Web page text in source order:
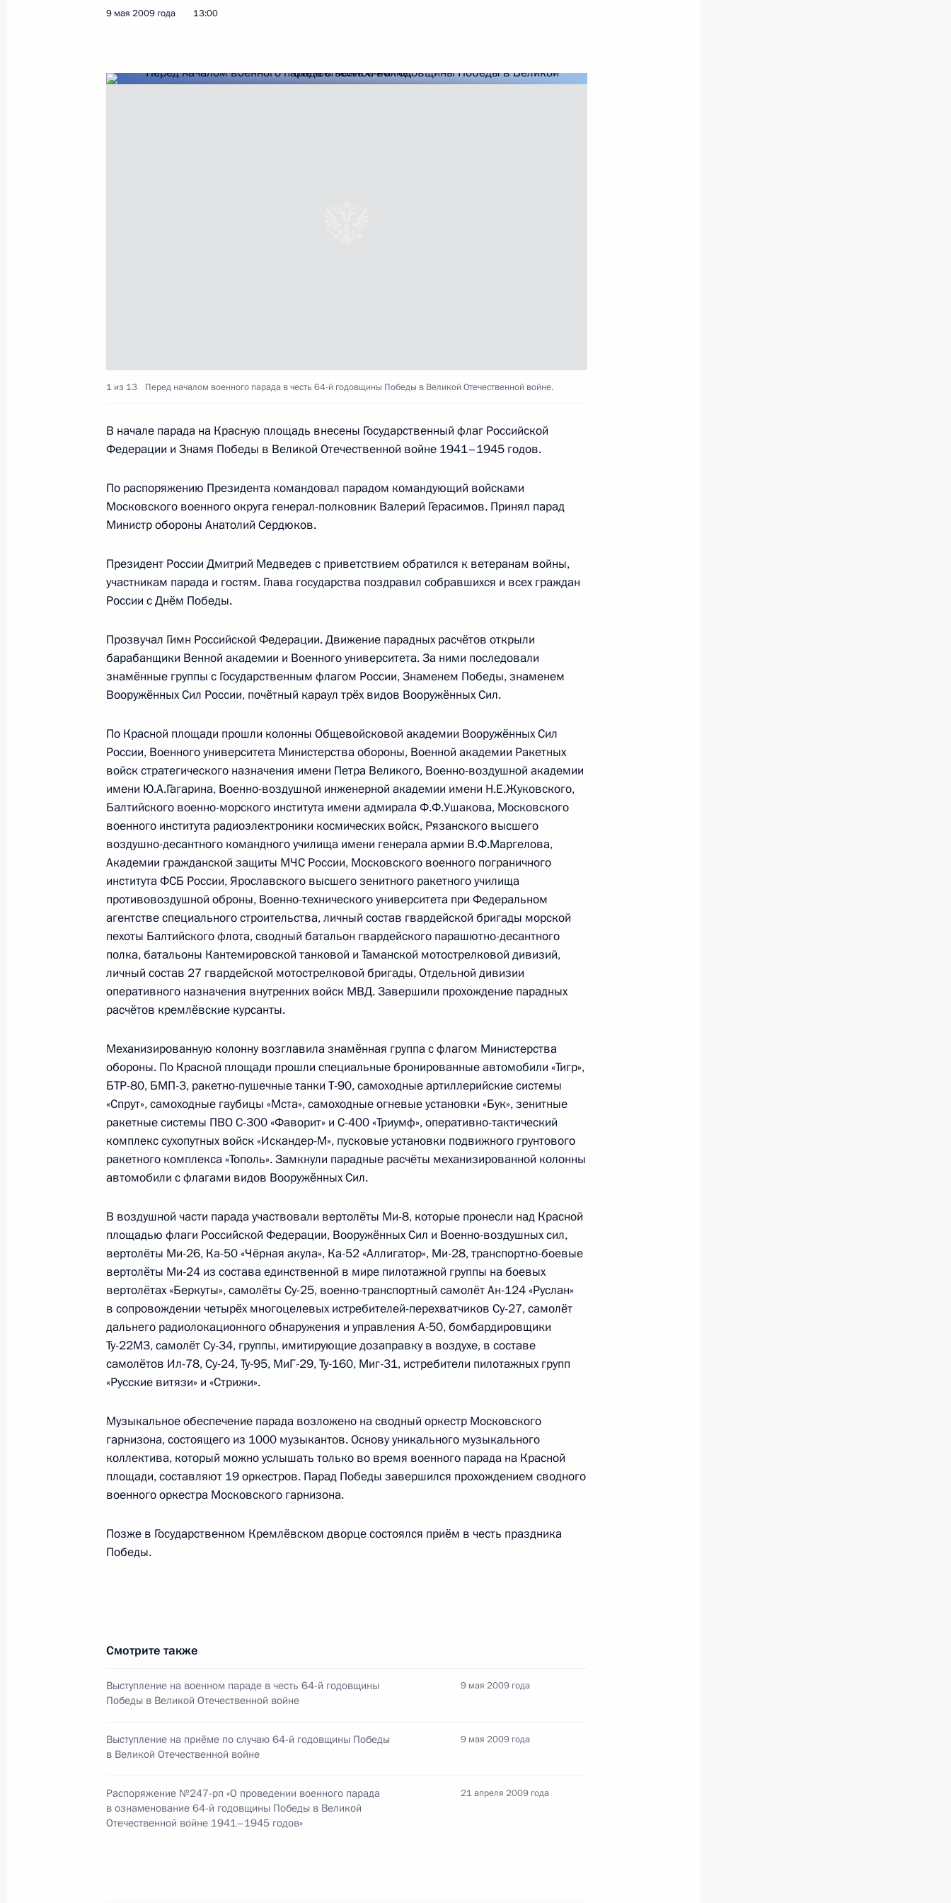
9 мая 2009 года, 16:00
Дмитрий Медведев поздравил лётчика-космонавта Олега
на Красной площади состоялся Военный парад
8 мая 2009 года, пятница
Федеральный закон об организации проведения встречи глав
государств и правительств стран – участников форума АТЭС
во Владивостоке в 2012 году
8 мая 2009 года, 22:45
16 мая Дмитрий Медведев примет Председателя Совета
министров Итальянской Республики Сильвио Берлускони,
который будет находиться в России с рабочим визитом
Торжественный концерт, посвящённый 64-й годовщине Победы
в Великой Отечественной войне
8 мая 2009 года, 18:00 Москва, Кремль
2
Накануне Дня Победы в Москве проходят памятные мероприятия
и встречи с участием Президента
8 мая 2009 года, 16:08
Совещание с постоянными членами Совета Безопасности
8 мая 2009 года, 15:00 Москва, Кремль
1
Указ о присуждении Государственной премии имени Маршала
Советского Союза Г.К.Жукова
8 мая 2009 года, 14:30
Церемония вручения грамот о присвоении звания «Город
8 мая 2009 года, 12:30 Москва
13 мая Дмитрий Медведев примет Председателя Постоянного
комитета Всекитайского собрания народных представителей
У Банго, который будет находиться в России с визитом
8 мая 2009 года, 12:00
Закон об охране психиатрических стационаров
8 мая 2009 года, 11:40
изменений и дополнений в Соглашение о правовом статусе
Организации Договора о коллективной безопасности от 7
Изменения в Кодекс об административных правонарушениях
8 мая 2009 года, 11:20
Закон об обеспечении в рамках Организации Договора
назначения на льготных условиях
8 мая 2009 года, 11:10
9 мая 2009 года 13:00
1 из 13 Перед началом военного парада в честь 64-й годовщины Победы в Великой Отечественной войне.
В начале парада на Красную площадь внесены Государственный флаг Российской
Федерации и Знамя Победы в Великой Отечественной войне 1941–1945 годов.
По распоряжению Президента командовал парадом командующий войсками
Московского военного округа генерал-полковник Валерий Герасимов. Принял парад
Министр обороны Анатолий Сердюков.
Президент России Дмитрий Медведев с приветствием обратился к ветеранам войны,
участникам парада и гостям. Глава государства поздравил собравшихся и всех граждан
России с Днём Победы.
Прозвучал Гимн Российской Федерации. Движение парадных расчётов открыли
барабанщики Венной академии и Военного университета. За ними последовали
знамённые группы с Государственным флагом России, Знаменем Победы, знаменем
Вооружённых Сил России, почётный караул трёх видов Вооружённых Сил.
По Красной площади прошли колонны Общевойсковой академии Вооружённых Сил
России, Военного университета Министерства обороны, Военной академии Ракетных
войск стратегического назначения имени Петра Великого, Военно-воздушной академии
имени Ю.А.Гагарина, Военно-воздушной инженерной академии имени Н.Е.Жуковского,
Балтийского военно-морского института имени адмирала Ф.Ф.Ушакова, Московского
военного института радиоэлектроники космических войск, Рязанского высшего
воздушно-десантного командного училища имени генерала армии В.Ф.Маргелова,
Академии гражданской защиты МЧС России, Московского военного пограничного
института ФСБ России, Ярославского высшего зенитного ракетного училища
противовоздушной оброны, Военно-технического университета при Федеральном
агентстве специального строительства, личный состав гвардейской бригады морской
пехоты Балтийского флота, сводный батальон гвардейского парашютно-десантного
полка, батальоны Кантемировской танковой и Таманской мотострелковой дивизий,
личный состав 27 гвардейской мотострелковой бригады, Отдельной дивизии
оперативного назначения внутренних войск МВД. Завершили прохождение парадных
расчётов кремлёвские курсанты.
Механизированную колонну возглавила знамённая группа с флагом Министерства
обороны. По Красной площади прошли специальные бронированные автомобили «Тигр»,
БТР-80, БМП-3, ракетно-пушечные танки Т-90, самоходные артиллерийские системы
«Спрут», самоходные гаубицы «Мста», самоходные огневые установки «Бук», зенитные
ракетные системы ПВО С-300 «Фаворит» и С-400 «Триумф», оперативно-тактический
комплекс сухопутных войск «Искандер-М», пусковые установки подвижного грунтового
ракетного комплекса «Тополь». Замкнули парадные расчёты механизированной колонны
автомобили с флагами видов Вооружённых Сил.
В воздушной части парада участвовали вертолёты Ми-8, которые пронесли над Красной
площадью флаги Российской Федерации, Вооружённых Сил и Военно-воздушных сил,
вертолёты Ми-26, Ка-50 «Чёрная акула», Ка-52 «Аллигатор», Ми-28, транспортно-боевые
вертолёты Ми-24 из состава единственной в мире пилотажной группы на боевых
вертолётах «Беркуты», самолёты Су-25, военно-транспортный самолёт Ан-124 «Руслан»
в сопровождении четырёх многоцелевых истребителей-перехватчиков Су-27, самолёт
дальнего радиолокационного обнаружения и управления А-50, бомбардировщики
Ту-22М3, самолёт Су-34, группы, имитирующие дозаправку в воздухе, в составе
самолётов Ил-78, Су-24, Ту-95, МиГ-29, Ту-160, Миг-31, истребители пилотажных групп
«Русские витязи» и «Стрижи».
Музыкальное обеспечение парада возложено на сводный оркестр Московского
гарнизона, состоящего из 1000 музыкантов. Основу уникального музыкального
коллектива, который можно услышать только во время военного парада на Красной
площади, составляют 19 оркестров. Парад Победы завершился прохождением сводного
военного оркестра Московского гарнизона.
Позже в Государственном Кремлёвском дворце состоялся приём в честь праздника
Победы.
Смотрите также
Выступление на военном параде в честь 64-й годовщины
Победы в Великой Отечественной войне
9 мая 2009 года
Выступление на приёме по случаю 64-й годовщины Победы
в Великой Отечественной войне
9 мая 2009 года
Распоряжение №247-рп «О проведении военного парада
в ознаменование 64-й годовщины Победы в Великой
Отечественной войне 1941–1945 годов»
21 апреля 2009 года